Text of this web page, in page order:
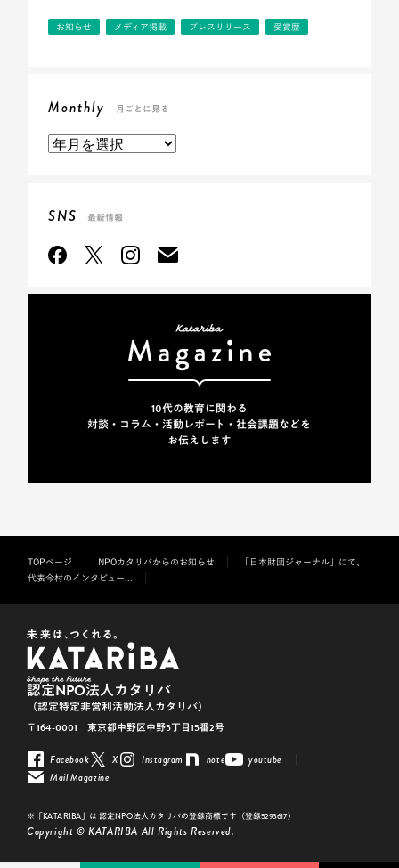
お知らせ メディア掲載 プレスリリース 受賞歴
Monthly 月ごとに見る
SNS 最新情報
10代の教育に関わる
対談・コラム・活動レポート・社会課題などを
お伝えします
TOPページ NPOカタリバからのお知らせ
「日本財団ジャーナル」にて、
代表今村のインタビュー...
Facebook X Instagram note
youtube
Mail Magazine
認定NPO法人カタリバ
（認定特定非営利活動法人カタリバ）
〒164-0001 東京都中野区中野5丁目15番2号
※「KATARIBA」は 認定NPO法人カタリバの登録商標です（登録5293617）
Copyright © KATARIBA All Rights Reserved.